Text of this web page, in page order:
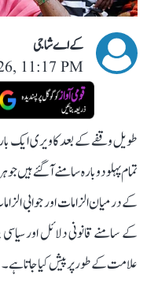
کے اے شاجی
11:17 PM
طویل وقفے کے بعد کاویری ایک
تمام پہلو دوبارہ سامنے آ گئے ہیں
کے درمیان الزامات اور جوابی
کے سامنے قانونی دلائل اور سیاسی
علامت کے طور پر پیش کیا جاتا ہے۔